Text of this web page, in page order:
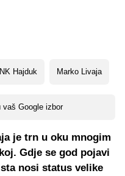
Hajduk Marko Livaja
vaš Google izbor
je trn u oku mnogim
Gdje se god pojavi
nosi status velike